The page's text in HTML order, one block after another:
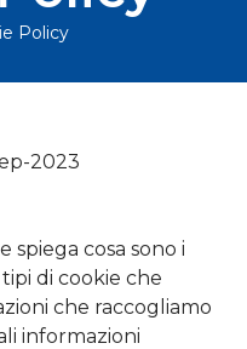
Policy
2023
spiega cosa sono i
di cookie che
che raccogliamo
informazioni